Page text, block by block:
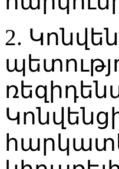
2.